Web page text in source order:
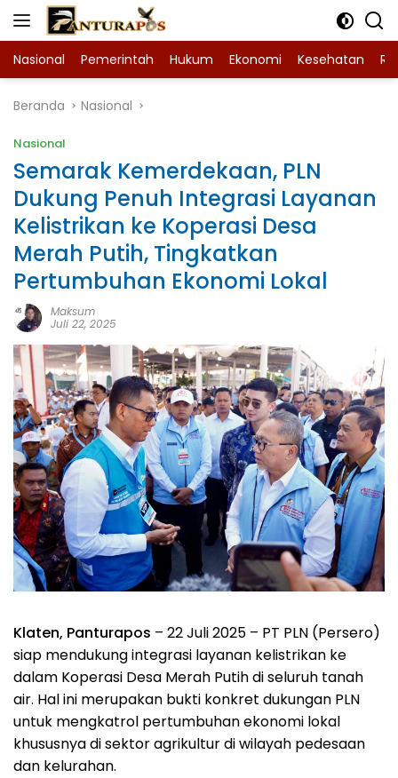
Langsung
Nasional Pemerintah Hukum Ekonomi Kesehatan
Beranda Nasional
Nasional
Semarak Kemerdekaan, PLN
Dukung Penuh Integrasi Layanan
Kelistrikan ke Koperasi Desa
Merah Putih, Tingkatkan
Pertumbuhan Ekonomi Lokal
Maksum
Juli 22, 2025
Klaten, Panturapos – 22 Juli 2025 – PT PLN (Persero)
siap mendukung integrasi layanan kelistrikan ke
dalam Koperasi Desa Merah Putih di seluruh tanah
air. Hal ini merupakan bukti konkret dukungan PLN
untuk mengkatrol pertumbuhan ekonomi lokal
khususnya di sektor agrikultur di wilayah pedesaan
dan kelurahan.